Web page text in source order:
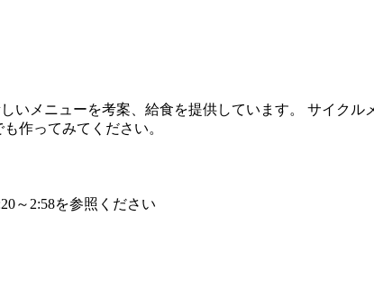
いメニューを考案、給食を提供しています。 サイク
作ってみてください。
～2:58を参照ください